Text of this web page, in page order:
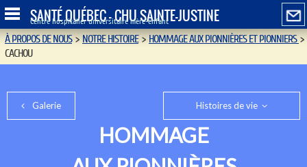
SANTÉ QUÉBEC - CHU SAINTE-JUSTINE
Centre hospitalier universitaire mère-enfant
À PROPOS DE NOUS>NOTRE HISTOIRE>HOMMAGE AUX PIONNIÈRES ET PIONNIERS>
CACHOU
Galerie Histoires de vie
HOMMAGE